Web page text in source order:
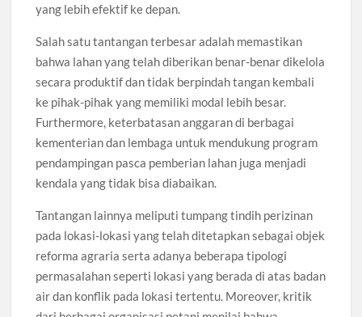
yang lebih efektif ke depan.
Salah satu tantangan terbesar adalah memastikan
bahwa lahan yang telah diberikan benar-benar dikelola
secara produktif dan tidak berpindah tangan kembali
ke pihak-pihak yang memiliki modal lebih besar.
Furthermore, keterbatasan anggaran di berbagai
kementerian dan lembaga untuk mendukung program
pendampingan pasca pemberian lahan juga menjadi
kendala yang tidak bisa diabaikan.
Tantangan lainnya meliputi tumpang tindih perizinan
pada lokasi-lokasi yang telah ditetapkan sebagai objek
reforma agraria serta adanya beberapa tipologi
permasalahan seperti lokasi yang berada di atas badan
air dan konflik pada lokasi tertentu. Moreover, kritik